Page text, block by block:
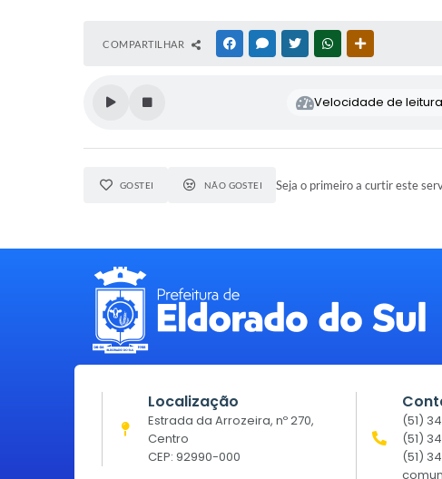
COMPARTILHAR FACEBOOKMESSENGER
TWITTERWHATSAPP
Velocidade de
GOSTEI NÃO GOSTEI Seja o primeiro a curtir este
Localização
Estrada da Arrozeira, nº 270,
Centro
CEP: 92990-000
(51)
(51)
(51)